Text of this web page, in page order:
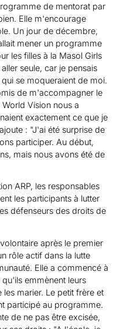
de mentorat par
Elle m'encourage
Un jour de décembre,
mener un programme
les filles à la Masol Girls
seule, car je pensais
se moqueraient de moi.
de m'accompagner le
Vision nous a
exactement ce que je
: "J'ai été surprise de
participer. Au début,
mais nous avons été de
ARP, les responsables
les participants à lutter
défenseurs des droits de
après le premier
rôle actif dans la lutte
Elle a commencé à
emmènent leurs
marier. Le petit frère et
participé au programme.
de ne pas être excisée,